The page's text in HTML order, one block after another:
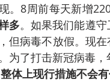
。8周前每天新增
多。如果我们能遵
但病毒不放假。现
为了打击新冠病毒，
整体上现行措施不会